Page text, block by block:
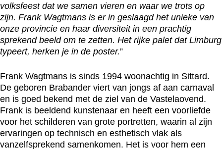
volksfeest dat we samen vieren en waar we trots op
zijn. Frank Wagtmans is er in geslaagd het unieke van
onze provincie en haar diversiteit in een prachtig
sprekend beeld om te zetten. Het rijke palet dat Limburg
typeert, herken je in de poster.”
Frank Wagtmans is sinds 1994 woonachtig in Sittard.
De geboren Brabander viert van jongs af aan carnaval
en is goed bekend met de ziel van de Vastelaovend.
Frank is beeldend kunstenaar en heeft een voorliefde
voor het schilderen van grote portretten, waarin al zijn
ervaringen op technisch en esthetisch vlak als
vanzelfsprekend samenkomen. Het is voor hem een